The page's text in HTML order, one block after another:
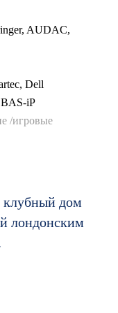
AUDAC,
Dell
BAS-iP
/игровые
дом
лондонским